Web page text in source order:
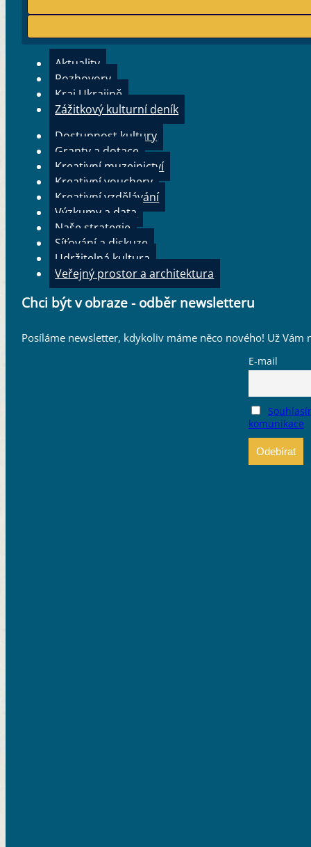
Aktuality
Rozhovory
Kraj Ukrajině
Zážitkový kulturní deník
Dostupnost kultury
Granty a dotace
Kreativní muzejnictví
Kreativní vouchery
Kreativní vzdělávání
Výzkumy a data
Naše strategie
Síťování a diskuze
Udržitelná kultura
Veřejný prostor a architektura
Chci být v obraze - odběr newsletteru
Posíláme newsletter, kdykoliv máme něco nového! Už Vám
E-mail
komunikace